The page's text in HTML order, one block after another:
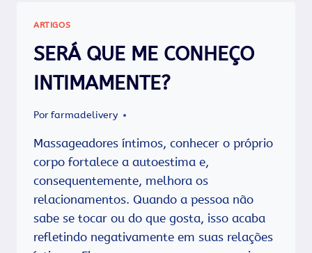
SEXUAL!
ARTIGOS
SERÁ QUE ME CONHEÇO
INTIMAMENTE?
Porfarmadelivery
Massageadores íntimos, conhecer o próprio
corpo fortalece a autoestima e,
consequentemente, melhora os
relacionamentos. Quando a pessoa não
sabe se tocar ou do que gosta, isso acaba
refletindo negativamente em suas relações